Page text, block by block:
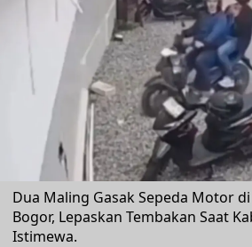
Dua Maling Gasak Sepeda Motor
Bogor, Lepaskan Tembakan Saat
Istimewa.